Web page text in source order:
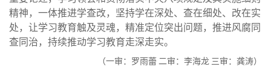
精神，一体推进学查改，坚持学在深处、查在细处、改在实
处，让学习教育触及灵魂，精准定位突出问题，推进风腐同
查同治，持续推动学习教育走深走实。
（一审：罗雨蕾 二审：李海龙 三审：龚涛）